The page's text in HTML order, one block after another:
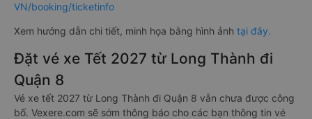
VN/booking/ticketinfo
Xem hướng dẫn chi tiết, minh họa bằng hình ảnh tại đây.
Đặt vé xe Tết 2027 từ Long Thành đi
Quận 8
Vé xe tết 2027 từ Long Thành đi Quận 8 vẫn chưa được công
bố. Vexere.com sẽ sớm thông báo cho các bạn thông tin vé